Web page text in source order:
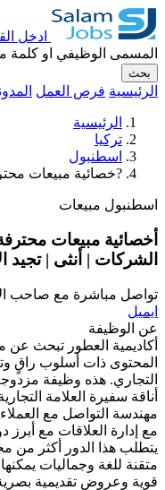
ادخل
المسمى الوظيفي او كلمة
بحث
الرئيسية فرص العمل
الرئيسية
تركيا
اسطنبول
?خصائية مبيعات
اسطنبول مبيعات
أخصائية مبيعات
الشركات | أنثى | تجيد
تواصل مباشرة مع صاحب
ايميل
عن الوظيفة
أكاديمية العطور تبحث
المحتوى ذات أسلوب راقٍ
التجاري. هذه وظيفة
أناقة سفيرة العلامة
مهندسة التواصل مع
مع إدارة العلاقات مع أبرز
يتطلب هذا الدور أكثر من
متقنة للغة وجماليات